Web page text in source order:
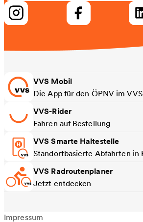
VVS Mobil
Die App für den ÖPNV im
VVS-Rider
Fahren auf Bestellung
VVS Smarte Haltestelle
Standortbasierte Abfahrten in
VVS Radroutenplaner
Jetzt entdecken
Impressum